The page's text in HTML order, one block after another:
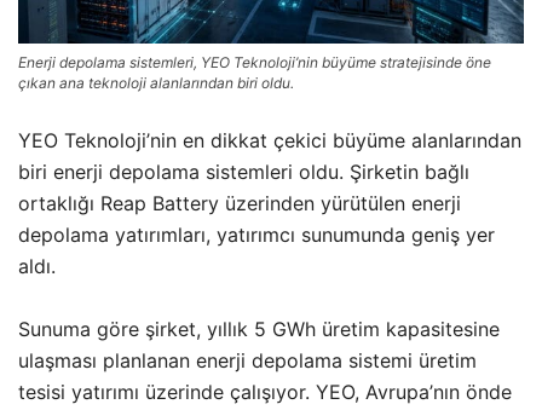
Enerji depolama sistemleri, YEO Teknoloji’nin büyüme stratejisinde öne
çıkan ana teknoloji alanlarından biri oldu.
YEO Teknoloji’nin en dikkat çekici büyüme alanlarından
biri enerji depolama sistemleri oldu. Şirketin bağlı
ortaklığı Reap Battery üzerinden yürütülen enerji
depolama yatırımları, yatırımcı sunumunda geniş yer
aldı.
Sunuma göre şirket, yıllık 5 GWh üretim kapasitesine
ulaşması planlanan enerji depolama sistemi üretim
tesisi yatırımı üzerinde çalışıyor. YEO, Avrupa’nın önde